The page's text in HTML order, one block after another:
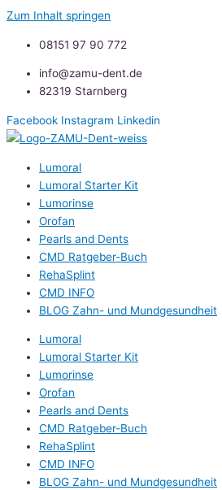
Zum Inhalt springen
08151 97 90 772
info@zamu-dent.de
82319 Starnberg
Facebook Instagram Linkedin
Lumoral
Lumoral Starter Kit
Lumorinse
Orofan
Pearls and Dents
CMD Ratgeber-Buch
RehaSplint
CMD INFO
BLOG Zahn- und Mundgesundheit
Lumoral
Lumoral Starter Kit
Lumorinse
Orofan
Pearls and Dents
CMD Ratgeber-Buch
RehaSplint
CMD INFO
BLOG Zahn- und Mundgesundheit